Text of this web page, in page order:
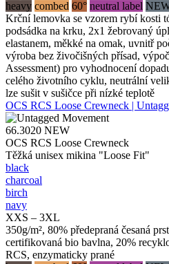
heavy combed 60° neutral label
Krční lemovka se vzorem rybí kosti
podsádka na krku, 2x1 žebrovaný
elastanem, měkké na omak, uvnitř
výroba bez živočišných přísad,
Assessment) pro vyhodnocení
celého životního cyklu, neutrální
lze sušit v sušičce při nízké teplotě
OCS RCS Loose Crewneck |
66.3020 NEW
OCS RCS Loose Crewneck
Těžká unisex mikina "Loose Fit"
black
charcoal
birch
navy
XXS – 3XL
350g/m², 80% předepraná česaná
certifikovaná bio bavlna, 20%
RCS, enzymaticky prané